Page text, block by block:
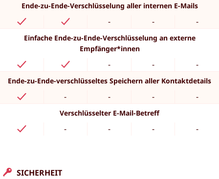
Ende-zu-Ende-Verschlüsselung aller internen E-Mails
- - -
Einfache Ende-zu-Ende-Verschlüsselung an externe
Empfänger*innen
- - -
Ende-zu-Ende-verschlüsseltes Speichern aller Kontaktdetails
- - - -
Verschlüsselter E-Mail-Betreff
- - - -
SICHERHEIT